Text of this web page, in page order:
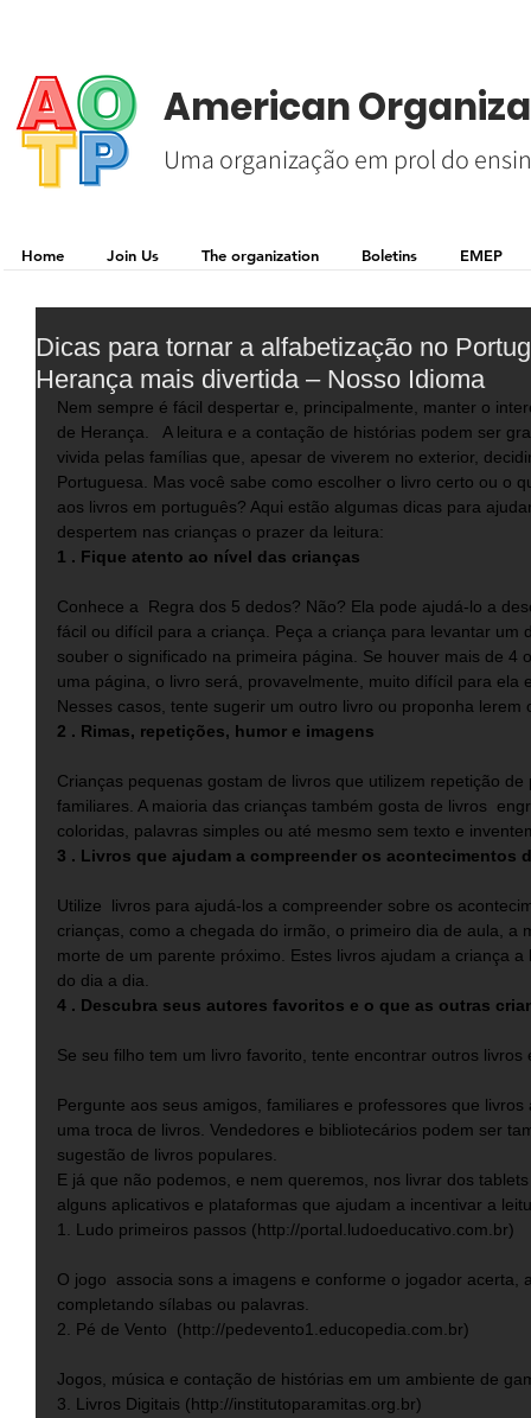
American
Uma organização em prol do
Home Join Us The organization Boletins EMEP
Dicas para tornar a alfabetização no
Herança mais divertida – Nosso Idioma
Nem sempre é fácil despertar e, principalmente, manter o
de Herança.   A leitura e a contação de histórias podem ser
vivida pelas famílias que, apesar de viverem no exterior,
Portuguesa. Mas você sabe como escolher o livro certo ou o
aos livros em português? Aqui estão algumas dicas para
despertem nas crianças o prazer da leitura:
1 . Fique atento ao nível das crianças
Conhece a  Regra dos 5 dedos? Não? Ela pode ajudá-lo a
fácil ou difícil para a criança. Peça a criança para levantar
souber o significado na primeira página. Se houver mais de
uma página, o livro será, provavelmente, muito difícil para
Nesses casos, tente sugerir um outro livro ou proponha
2 . Rimas, repetições, humor e imagens
Crianças pequenas gostam de livros que utilizem repetição
familiares. A maioria das crianças também gosta de livros
coloridas, palavras simples ou até mesmo sem texto e
3 . Livros que ajudam a compreender os acontecimentos
Utilize  livros para ajudá-los a compreender sobre os
crianças, como a chegada do irmão, o primeiro dia de aula,
morte de um parente próximo. Estes livros ajudam a criança
do dia a dia.
4 . Descubra seus autores favoritos e o que as outras
Se seu filho tem um livro favorito, tente encontrar outros livros
Pergunte aos seus amigos, familiares e professores que
uma troca de livros. Vendedores e bibliotecários podem ser
sugestão de livros populares.
E já que não podemos, e nem queremos, nos livrar dos
alguns aplicativos e plataformas que ajudam a incentivar a
1. Ludo primeiros passos (http://portal.ludoeducativo.com.br)
O jogo  associa sons a imagens e conforme o jogador
completando sílabas ou palavras.
2. Pé de Vento  (http://pedevento1.educopedia.com.br)
Jogos, música e contação de histórias em um ambiente de
3. Livros Digitais (http://institutoparamitas.org.br)